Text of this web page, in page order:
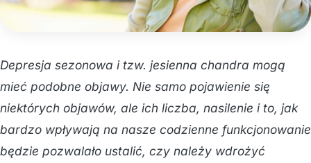
Depresja sezonowa i tzw. jesienna chandra mogą
mieć podobne objawy. Nie samo pojawienie się
niektórych objawów, ale ich liczba, nasilenie i to, jak
bardzo wpływają na nasze codzienne funkcjonowanie
będzie pozwalało ustalić, czy należy wdrożyć